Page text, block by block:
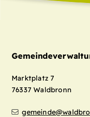
Marktplatz 7
76337 Waldbronn